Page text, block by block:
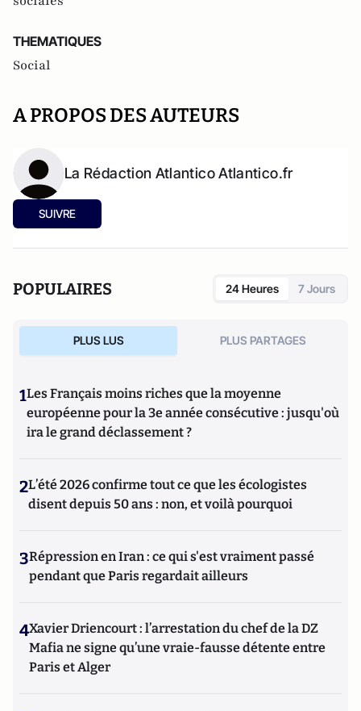
THEMATIQUES
Social
A PROPOS DES AUTEURS
La Rédaction Atlantico Atlantico.fr
SUIVRE
POPULAIRES 24 Heures 7 Jours
PLUS LUS PLUS PARTAGES
1Les Français moins riches que la moyenne
européenne pour la 3e année consécutive : jusqu'où
ira le grand déclassement ?
2L’été 2026 confirme tout ce que les écologistes
disent depuis 50 ans : non, et voilà pourquoi
3Répression en Iran : ce qui s'est vraiment passé
pendant que Paris regardait ailleurs
4Xavier Driencourt : l’arrestation du chef de la DZ
Mafia ne signe qu’une vraie-fausse détente entre
Paris et Alger